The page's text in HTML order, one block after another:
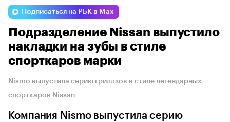
Подписаться на РБК в Max
Подразделение Nissan выпустило
накладки на зубы в стиле
спорткаров марки
Nismo выпустила серию гриллзов в стиле легендарных
спорткаров Nissan
Компания Nismo выпустила серию